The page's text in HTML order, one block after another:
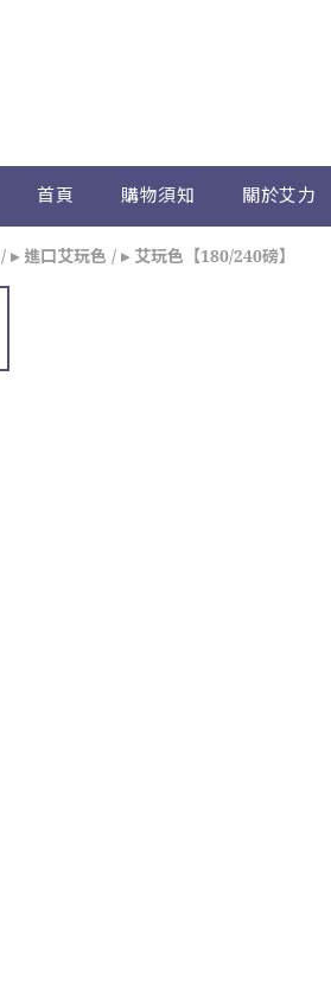
首頁 購物須知 關於艾力
/ ▸ 進口艾玩色 / ▸ 艾玩色【180/240磅】